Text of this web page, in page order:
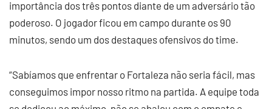
importância dos três pontos diante de um adversário tão
poderoso. O jogador ficou em campo durante os 90
minutos, sendo um dos destaques ofensivos do time.
“Sabíamos que enfrentar o Fortaleza não seria fácil, mas
conseguimos impor nosso ritmo na partida. A equipe toda